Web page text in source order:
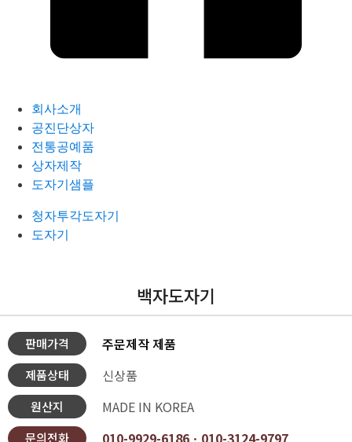
회사소개
공진단상자
전통공예품
상자제작
도자기샘플
청자투각도자기
도자기
백자도자기
판매가격 주문제작 제품
제품상태 신상품
원산지 MADE IN KOREA
문의전화 010-9929-6186ㆍ010-3124-9797